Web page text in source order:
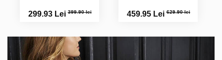
299.93 Lei399.90 lei 459.95 Lei629.90 lei